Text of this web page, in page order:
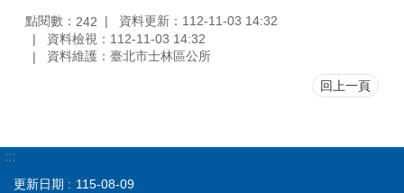
點閱數： 242
資料更新：112-11-03 14:32
資料檢視：112-11-03 14:32
資料維護：臺北市士林區公所
回上一頁
:::
更新日期 115-08-09